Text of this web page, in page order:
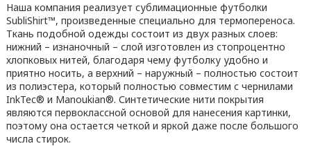
Наша компания реализует сублимационные футболки
SubliShirt™, произведенные специально для термопереноса.
Ткань подобной одежды состоит из двух разных слоев:
нижний – изнаночный – слой изготовлен из стопроцентно
хлопковых нитей, благодаря чему футболку удобно и
приятно носить, а верхний – наружный – полностью состоит
из полиэстера, который полностью совместим с чернилами
InkTec® и Manoukian®. Синтетические нити покрытия
являются первоклассной основой для нанесения картинки,
поэтому она остается четкой и яркой даже после большого
числа стирок.